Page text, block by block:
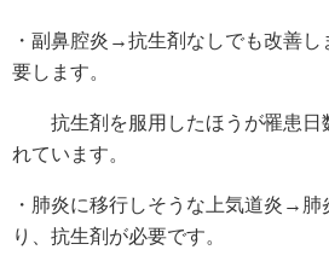
・副鼻腔炎→抗生剤なしでも改善し
要します。
抗生剤を服用したほうが罹患日
れています。
・肺炎に移行しそうな上気道炎→肺
り、抗生剤が必要です。